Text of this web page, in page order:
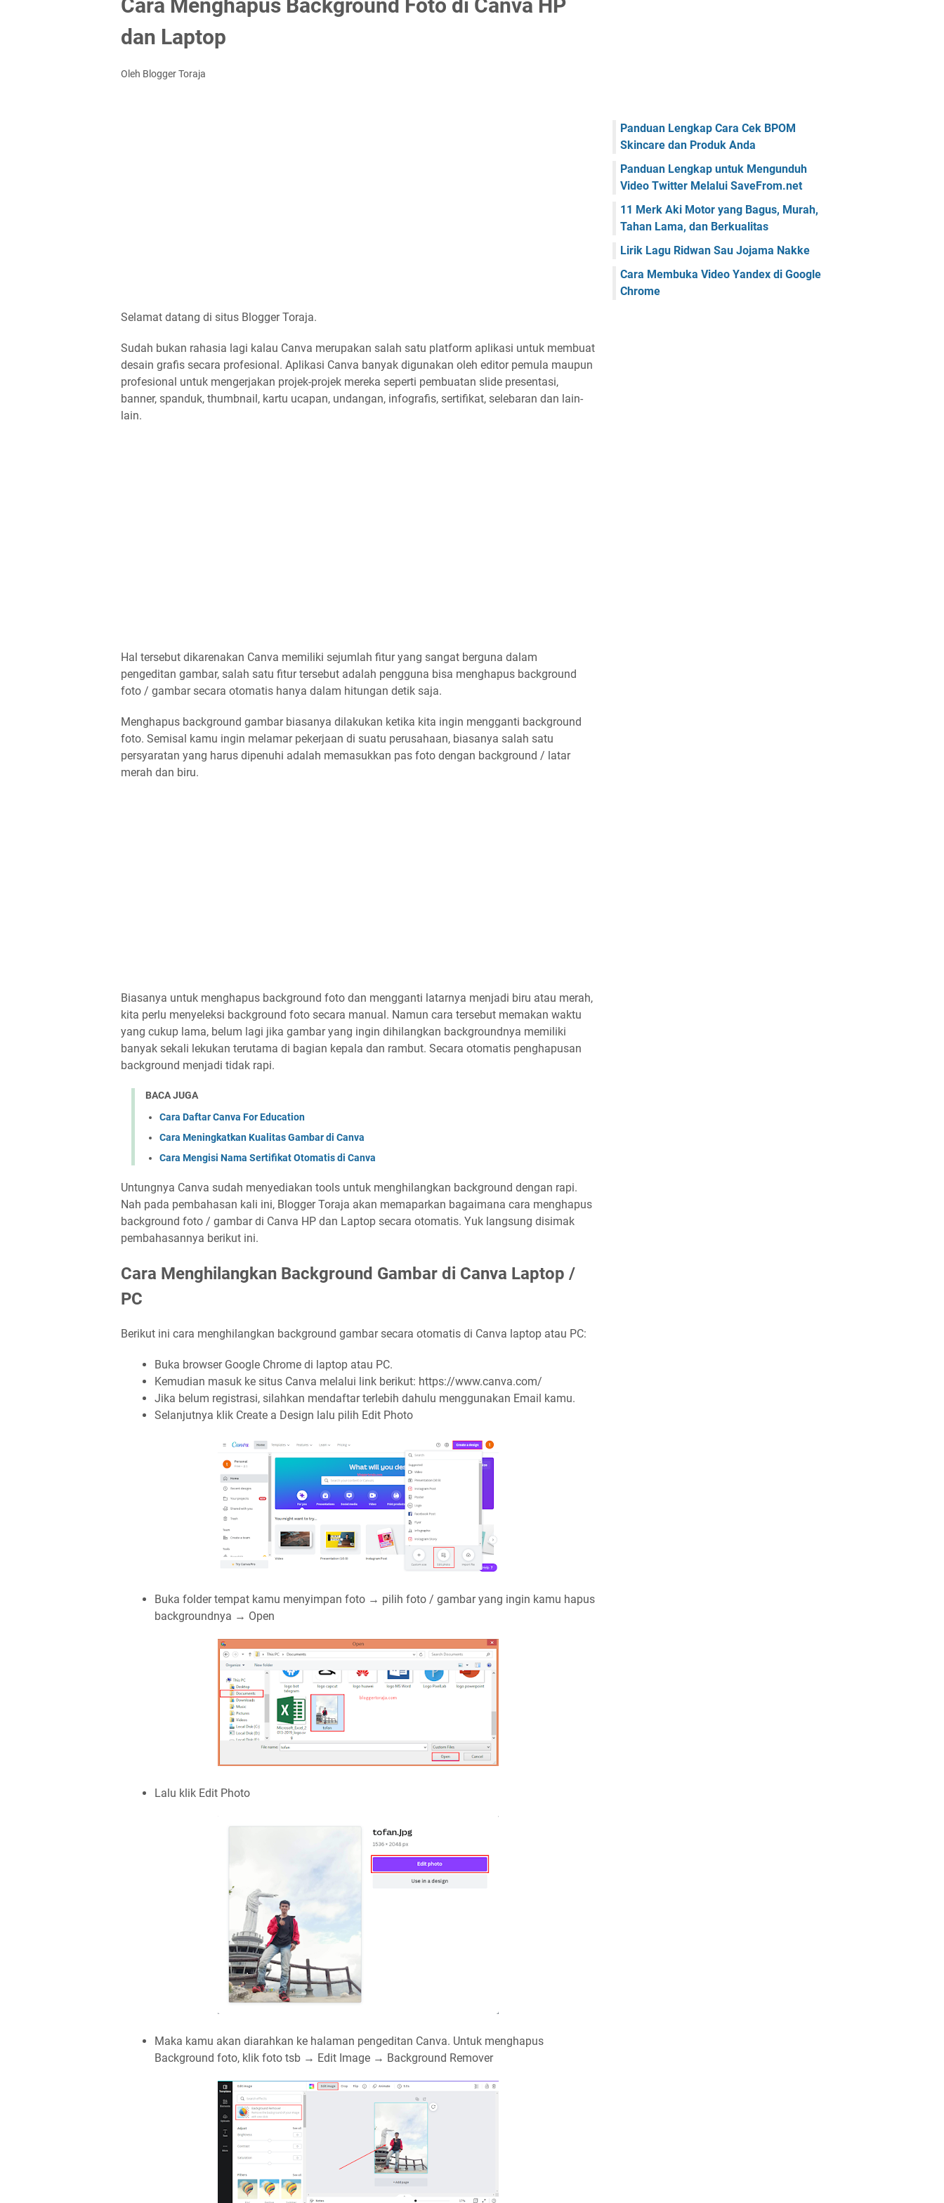
Cara Menghapus Background Foto di Canva HP
dan Laptop
Oleh Blogger Toraja
Selamat datang di situs Blogger Toraja.
Sudah bukan rahasia lagi kalau Canva merupakan salah satu platform aplikasi untuk membuat
desain grafis secara profesional. Aplikasi Canva banyak digunakan oleh editor pemula maupun
profesional untuk mengerjakan projek-projek mereka seperti pembuatan slide presentasi,
banner, spanduk, thumbnail, kartu ucapan, undangan, infografis, sertifikat, selebaran dan lain-
lain.
Hal tersebut dikarenakan Canva memiliki sejumlah fitur yang sangat berguna dalam
pengeditan gambar, salah satu fitur tersebut adalah pengguna bisa menghapus background
foto / gambar secara otomatis hanya dalam hitungan detik saja.
Menghapus background gambar biasanya dilakukan ketika kita ingin mengganti background
foto. Semisal kamu ingin melamar pekerjaan di suatu perusahaan, biasanya salah satu
persyaratan yang harus dipenuhi adalah memasukkan pas foto dengan background / latar
merah dan biru.
Biasanya untuk menghapus background foto dan mengganti latarnya menjadi biru atau merah,
kita perlu menyeleksi background foto secara manual. Namun cara tersebut memakan waktu
yang cukup lama, belum lagi jika gambar yang ingin dihilangkan backgroundnya memiliki
banyak sekali lekukan terutama di bagian kepala dan rambut. Secara otomatis penghapusan
background menjadi tidak rapi.
BACA JUGA
Cara Daftar Canva For Education
Cara Meningkatkan Kualitas Gambar di Canva
Cara Mengisi Nama Sertifikat Otomatis di Canva
Untungnya Canva sudah menyediakan tools untuk menghilangkan background dengan rapi.
Nah pada pembahasan kali ini, Blogger Toraja akan memaparkan bagaimana cara menghapus
background foto / gambar di Canva HP dan Laptop secara otomatis. Yuk langsung disimak
pembahasannya berikut ini.
Cara Menghilangkan Background Gambar di Canva Laptop /
PC
Berikut ini cara menghilangkan background gambar secara otomatis di Canva laptop atau PC:
Buka browser Google Chrome di laptop atau PC.
Kemudian masuk ke situs Canva melalui link berikut: https://www.canva.com/
Jika belum registrasi, silahkan mendaftar terlebih dahulu menggunakan Email kamu.
Selanjutnya klik Create a Design lalu pilih Edit Photo
Buka folder tempat kamu menyimpan foto → pilih foto / gambar yang ingin kamu hapus
backgroundnya → Open
Lalu klik Edit Photo
Maka kamu akan diarahkan ke halaman pengeditan Canva. Untuk menghapus
Background foto, klik foto tsb → Edit Image → Background Remover
Panduan Lengkap Cara Cek BPOM
Skincare dan Produk Anda
Panduan Lengkap untuk Mengunduh
Video Twitter Melalui SaveFrom.net
11 Merk Aki Motor yang Bagus, Murah,
Tahan Lama, dan Berkualitas
Lirik Lagu Ridwan Sau Jojama Nakke
Cara Membuka Video Yandex di Google
Chrome